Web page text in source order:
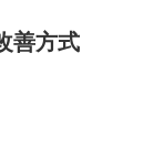
善方式